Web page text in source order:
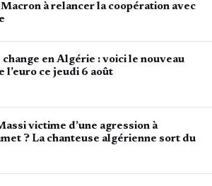
à relancer la coopération avec
change en Algérie : voici le nouveau
l’euro ce jeudi 6 août
victime d’une agression à
? La chanteuse algérienne sort du